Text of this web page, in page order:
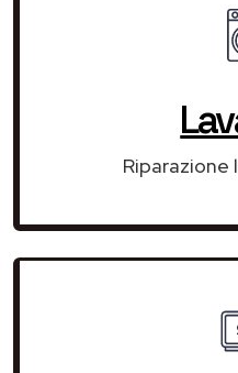
Riparazione